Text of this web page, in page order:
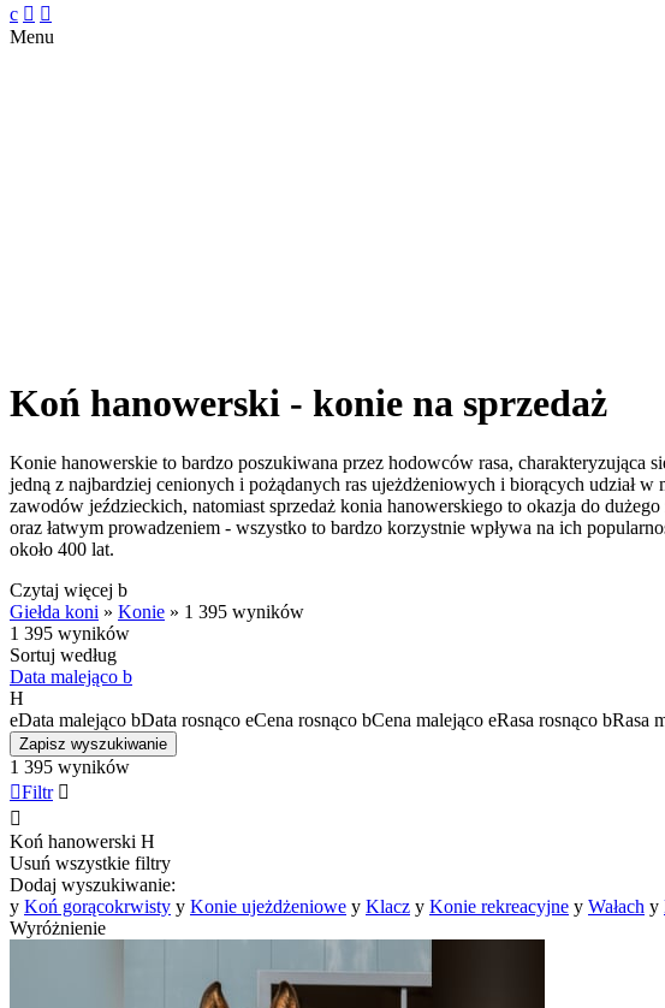
c  
Menu
Koń hanowerski - konie na sprzedaż
Konie hanowerskie to bardzo poszukiwana przez hodowców rasa, charakteryzująca
jedną z najbardziej cenionych i pożądanych ras ujeżdżeniowych i biorących udział
zawodów jeździeckich, natomiast sprzedaż konia hanowerskiego to okazja do
oraz łatwym prowadzeniem - wszystko to bardzo korzystnie wpływa na ich
około 400 lat.
Czytaj więcej b
Giełda koni » Konie » 1 395 wyników
1 395 wyników
Sortuj według
Data malejąco b
H
eData malejąco bData rosnąco eCena rosnąco bCena malejąco eRasa rosnąco bRasa
Zapisz wyszukiwanie
1 395 wyników
Filtr 

Koń hanowerski H
Usuń wszystkie filtry
Dodaj wyszukiwanie:
y Koń gorącokrwisty y Konie ujeżdżeniowe y Klacz y Konie rekreacyjne y Wałach y
Wyróżnienie